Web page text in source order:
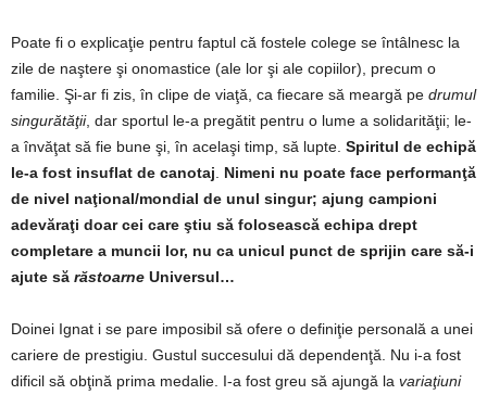
Poate fi o explicaţie pentru faptul că fostele colege se întâlnesc la
zile de naştere şi onomastice (ale lor şi ale copiilor), precum o
familie. Şi-ar fi zis, în clipe de viaţă, ca fiecare să meargă pe drumul
singurătăţii, dar sportul le-a pregătit pentru o lume a solidarităţii; le-
a învăţat să fie bune şi, în acelaşi timp, să lupte. Spiritul de echipă
le-a fost insuflat de canotaj
Nimeni nu poate face performanţă
de nivel naţional/mondial de unul singur; ajung campioni
adevăraţi doar cei care ştiu să folosească echipa drept
completare a muncii lor, nu ca unicul punct de sprijin care să-i
ajute să răstoarne Universul…
Doinei Ignat i se pare imposibil să ofere o definiţie personală a unei
cariere de prestigiu. Gustul succesului dă dependenţă. Nu i-a fost
dificil să obţină prima medalie. I-a fost greu să ajungă la variaţiuni